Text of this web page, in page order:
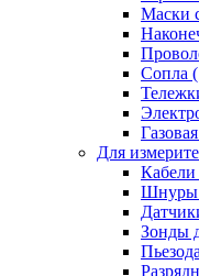
Маски
Сопла
Для
Кабели
Шнуры
Зонды